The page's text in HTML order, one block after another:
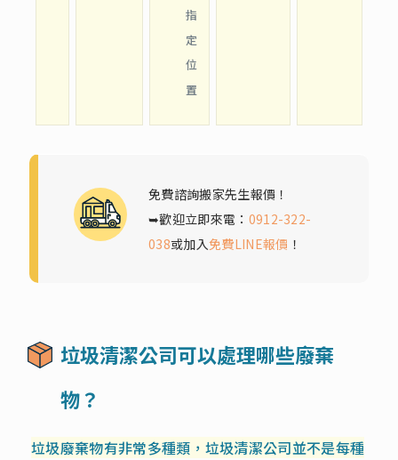
指
定
位
置
免費諮詢搬家先生報價！
➥歡迎立即來電： 0912-322-
038或加入免費LINE報價 ！
垃圾清潔公司可以處理哪些廢棄
物？
垃圾廢棄物有非常多種類，垃圾清潔公司並不是每種